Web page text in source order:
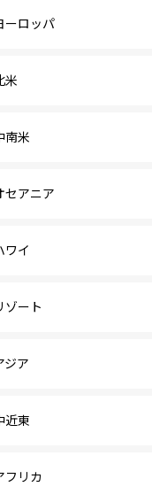
ーロッパ
米
南米
セアニア
ワイ
ゾート
ジア
近東
フリカ